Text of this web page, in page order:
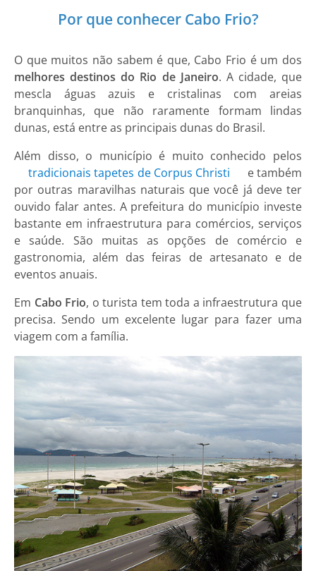
Por que conhecer Cabo Frio?
O que muitos não sabem é que, Cabo Frio é um dos
melhores destinos do Rio de Janeiro. A cidade, que
mescla águas azuis e cristalinas com areias
branquinhas, que não raramente formam lindas
dunas, está entre as principais dunas do Brasil.
Além disso, o município é muito conhecido pelos
tradicionais tapetes de Corpus Christi
e também
por outras maravilhas naturais que você já deve ter
ouvido falar antes. A prefeitura do município investe
bastante em infraestrutura para comércios, serviços
e saúde. São muitas as opções de comércio e
gastronomia, além das feiras de artesanato e de
eventos anuais.
Em Cabo Frio, o turista tem toda a infraestrutura que
precisa. Sendo um excelente lugar para fazer uma
viagem com a família.